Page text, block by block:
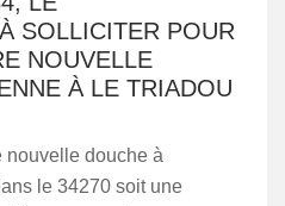
SOLLICITER POUR
NOUVELLE
À LE TRIADOU
nouvelle douche à
le 34270 soit une